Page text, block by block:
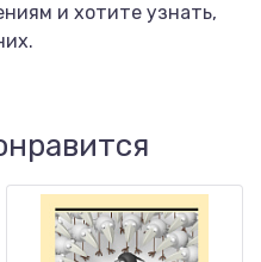
и хотите узнать,